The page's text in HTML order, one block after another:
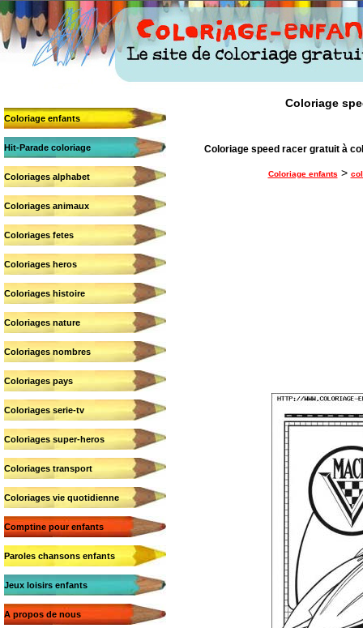
Coloriage enfants
Hit-Parade coloriage
Coloriages alphabet
Coloriages animaux
Coloriages fetes
Coloriages heros
Coloriages histoire
Coloriages nature
Coloriages nombres
Coloriages pays
Coloriages serie-tv
Coloriages super-heros
Coloriages transport
Coloriages vie quotidienne
Comptine pour enfants
Paroles chansons enfants
Jeux loisirs enfants
A propos de nous
Coloriage
Coloriage speed racer gratuit à
Coloriage enfants >